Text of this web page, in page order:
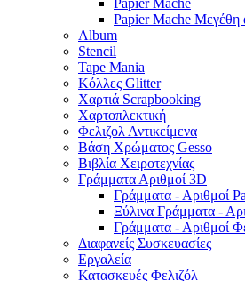
Papier Mache
Album
Stencil
Tape Mania
Κόλλες Glitter
Χαρτιά Scrapbooking
Χαρτοπλεκτική
Φελιζολ Αντικείμενα
Βάση Χρώματος Gesso
Βιβλία Χειροτεχνίας
Γράμματα Αριθμοί 3D
Γράμματα - Αριθμοί
Ξύλινα Γράμματα -
Γράμματα - Αριθμοί
Διαφανείς Συσκευασίες
Εργαλεία
Κατασκευές Φελιζόλ